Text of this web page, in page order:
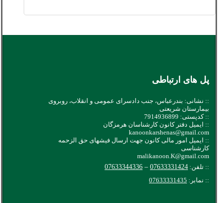
پل های ارتباطی
:: نشانی: بندرعباس، جنب دادسرای عمومی و انقلاب، روبروی
بیمارستان شریعتی
:: کدپستی: 7914936899
:: ایمیل دفتر کانون کارشناسان هرمزگان
kanoonkarshenas@gmail.com
:: ایمیل امور مالی کانون جهت ارسال فیشهای حق الزحمه
کارشناسی
malikanoon.K@gmail.com
:: تلفن: 07633331424
–
07633344336
:: نمابر: 07633331435